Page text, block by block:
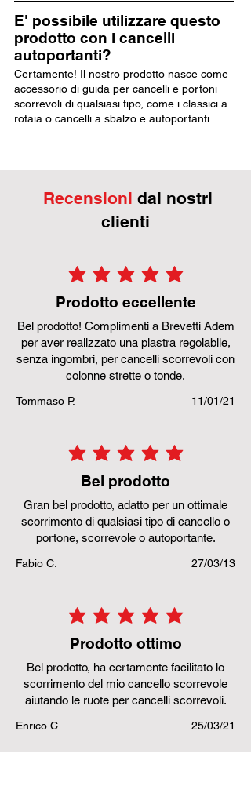
E' possibile utilizzare questo
prodotto con i cancelli
autoportanti?
Certamente! Il nostro prodotto nasce come
accessorio di guida per cancelli e portoni
scorrevoli di qualsiasi tipo, come i classici a
rotaia o cancelli a sbalzo e autoportanti.
Recensioni dai nostri
clienti
la valutazione media è 5 su
Prodotto eccellente
Bel prodotto! Complimenti a Brevetti Adem
per aver realizzato una piastra regolabile,
senza ingombri, per cancelli scorrevoli con
colonne strette o tonde.
Tommaso P. 11/01/21
la valutazione media è 5 su
Bel prodotto
Gran bel prodotto, adatto per un ottimale
scorrimento di qualsiasi tipo di cancello o
portone, scorrevole o autoportante.
Fabio C. 27/03/13
la valutazione media è 5 su
Prodotto ottimo
Bel prodotto, ha certamente facilitato lo
scorrimento del mio cancello scorrevole
aiutando le ruote per cancelli scorrevoli.
Enrico C. 25/03/21